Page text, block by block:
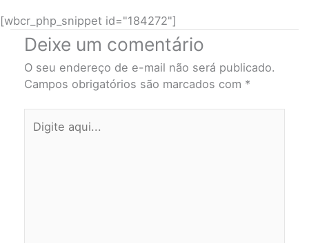
[wbcr_php_snippet id="184272"]
Deixe um comentário
O seu endereço de e-mail não será publicado.
Campos obrigatórios são marcados com *
aqui...